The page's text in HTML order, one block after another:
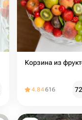
Корзина из
4.84616